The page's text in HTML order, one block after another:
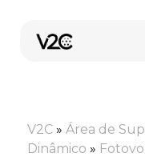
V2C » Área de
Dinâmico »